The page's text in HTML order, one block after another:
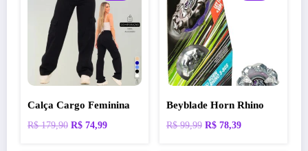
Calça Cargo Feminina
R$179,90 O
R$ 74,99O
Beyblade Horn Rhino
R$99,99 O
R$78,39O